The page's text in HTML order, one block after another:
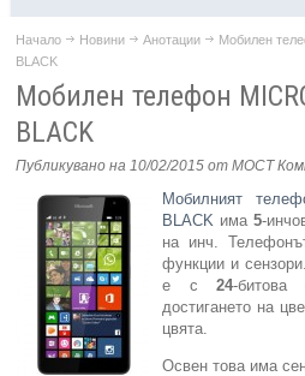
Продукти
Компоненти
Лаптопи
Таблети
Компютри
Сървъри
Начало Новини Анотации
Мобилен
BLACK
Мобилен телефон
BLACK
Публикувано на 10/02/2015 от МОСТ
Мобилният
BLACK има 5-
на инч.
функции и
е с 24-битова
достигането на
цвята.
Освен това има